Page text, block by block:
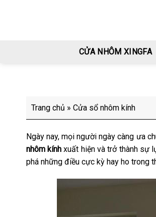
CỬA NHÔM XINGFA
Trang chủ » Cửa sổ nhôm kính
Ngày nay, mọi người ngày càng ưa
nhôm kính xuất hiện và trở thành sự
phá những điều cực kỳ hay ho trong